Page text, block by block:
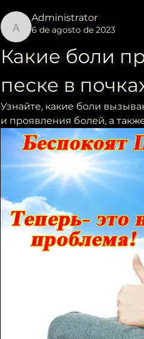
Administrator
Administrator
6 de agosto de 2023
Какие боли
песке в
Узнайте, какие боли
и проявления болей, а